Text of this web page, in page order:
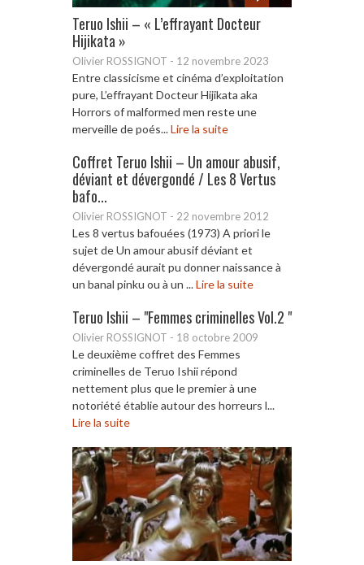
Teruo Ishii – « L’effrayant Docteur
Hijikata »
Olivier ROSSIGNOT - 12 novembre 2023
Entre classicisme et cinéma d’exploitation
pure, L’effrayant Docteur Hijikata aka
Horrors of malformed men reste une
merveille de poés...Lire la suite
Coffret Teruo Ishii – Un amour abusif,
déviant et dévergondé / Les 8 Vertus
bafo...
Olivier ROSSIGNOT - 22 novembre 2012
Les 8 vertus bafouées (1973) A priori le
sujet de Un amour abusif déviant et
dévergondé aurait pu donner naissance à
un banal pinku ou à un ...Lire la suite
Teruo Ishii – "Femmes criminelles Vol.2 "
Olivier ROSSIGNOT - 18 octobre 2009
Le deuxième coffret des Femmes
criminelles de Teruo Ishii répond
nettement plus que le premier à une
notoriété établie autour des horreurs l...
Lire la suite